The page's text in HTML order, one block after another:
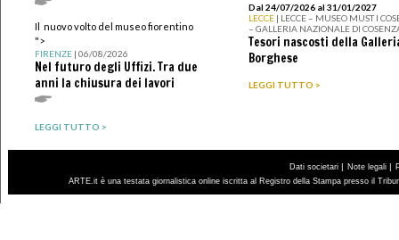
Il nuovo volto del museo fiorentino
">
FIRENZE| 06/08/2026
Nel futuro degli Uffizi. Tra due
anni la chiusura dei lavori
LEGGI TUTTO >
Dal 24/07/2026 al 31/01/2027
LECCE | LECCE – MUSEO MUST I
– GALLERIA NAZIONALE DI
Tesori nascosti della
Borghese
LEGGI TUTTO >
Dati societari | Note legali |
ARTE.it è una testata giornalistica online iscritta al Registro della Stampa presso il